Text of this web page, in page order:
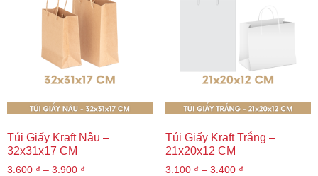
Túi Giấy Kraft Nâu –
32x31x17 CM
3.600 ₫ – 3.900 ₫
Túi Giấy Kraft Trắng –
21x20x12 CM
3.100 ₫ – 3.400 ₫